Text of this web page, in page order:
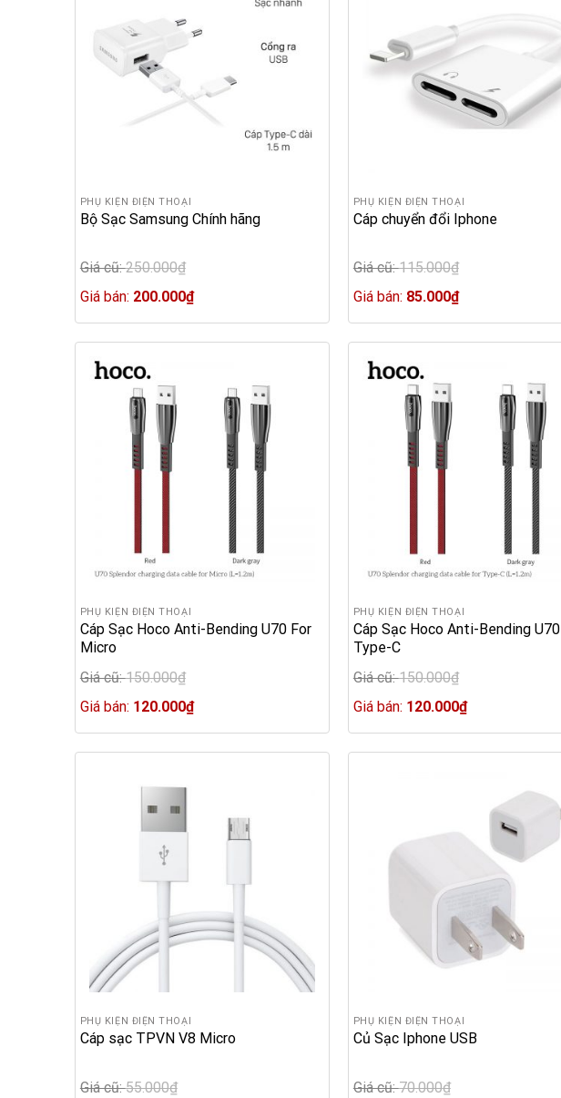
PHỤ KIỆN ĐIỆN THOẠI
Bộ Sạc Samsung Chính hãng
Giá cũ:250.000₫
price
250.000₫.
Giá bán: 200.000₫Current
is:
200.000₫.
PHỤ KIỆN ĐIỆN THOẠI
Cáp chuyển đổi Iphone
Giá cũ:115.000₫
price
115.000₫.
Giá bán: 85.000₫Current
is:
85.000₫.
PHỤ KIỆN ĐIỆN THOẠI
Cáp Sạc Hoco Anti-Bending U70 For
Micro
Giá cũ:150.000₫
price
150.000₫.
Giá bán: 120.000₫Current
price
is:
120.000₫.
PHỤ KIỆN ĐIỆN THOẠI
Cáp Sạc Hoco Anti-Bending U70
Type-C
Giá cũ:150.000₫
price
150.000₫.
Giá bán: 120.000₫Current
price
is:
120.000₫.
PHỤ KIỆN ĐIỆN THOẠI
Cáp sạc TPVN V8 Micro
Giá cũ:55.000₫
PHỤ KIỆN ĐIỆN THOẠI
Củ Sạc Iphone USB
Giá cũ:70.000₫